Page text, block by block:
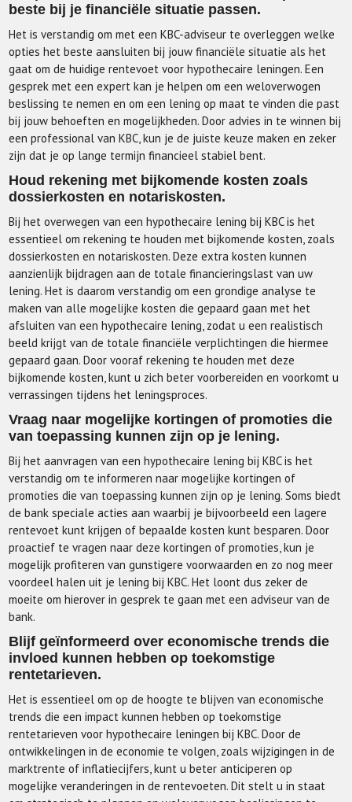
beste bij je financiële situatie passen.
Het is verstandig om met een KBC-adviseur te overleggen welke
opties het beste aansluiten bij jouw financiële situatie als het
gaat om de huidige rentevoet voor hypothecaire leningen. Een
gesprek met een expert kan je helpen om een weloverwogen
beslissing te nemen en om een lening op maat te vinden die past
bij jouw behoeften en mogelijkheden. Door advies in te winnen bij
een professional van KBC, kun je de juiste keuze maken en zeker
zijn dat je op lange termijn financieel stabiel bent.
Houd rekening met bijkomende kosten zoals
dossierkosten en notariskosten.
Bij het overwegen van een hypothecaire lening bij KBC is het
essentieel om rekening te houden met bijkomende kosten, zoals
dossierkosten en notariskosten. Deze extra kosten kunnen
aanzienlijk bijdragen aan de totale financieringslast van uw
lening. Het is daarom verstandig om een grondige analyse te
maken van alle mogelijke kosten die gepaard gaan met het
afsluiten van een hypothecaire lening, zodat u een realistisch
beeld krijgt van de totale financiële verplichtingen die hiermee
gepaard gaan. Door vooraf rekening te houden met deze
bijkomende kosten, kunt u zich beter voorbereiden en voorkomt u
verrassingen tijdens het leningsproces.
Vraag naar mogelijke kortingen of promoties die
van toepassing kunnen zijn op je lening.
Bij het aanvragen van een hypothecaire lening bij KBC is het
verstandig om te informeren naar mogelijke kortingen of
promoties die van toepassing kunnen zijn op je lening. Soms biedt
de bank speciale acties aan waarbij je bijvoorbeeld een lagere
rentevoet kunt krijgen of bepaalde kosten kunt besparen. Door
proactief te vragen naar deze kortingen of promoties, kun je
mogelijk profiteren van gunstigere voorwaarden en zo nog meer
voordeel halen uit je lening bij KBC. Het loont dus zeker de
moeite om hierover in gesprek te gaan met een adviseur van de
bank.
Blijf geïnformeerd over economische trends die
invloed kunnen hebben op toekomstige
rentetarieven.
Het is essentieel om op de hoogte te blijven van economische
trends die een impact kunnen hebben op toekomstige
rentetarieven voor hypothecaire leningen bij KBC. Door de
ontwikkelingen in de economie te volgen, zoals wijzigingen in de
marktrente of inflatiecijfers, kunt u beter anticiperen op
mogelijke veranderingen in de rentevoeten. Dit stelt u in staat